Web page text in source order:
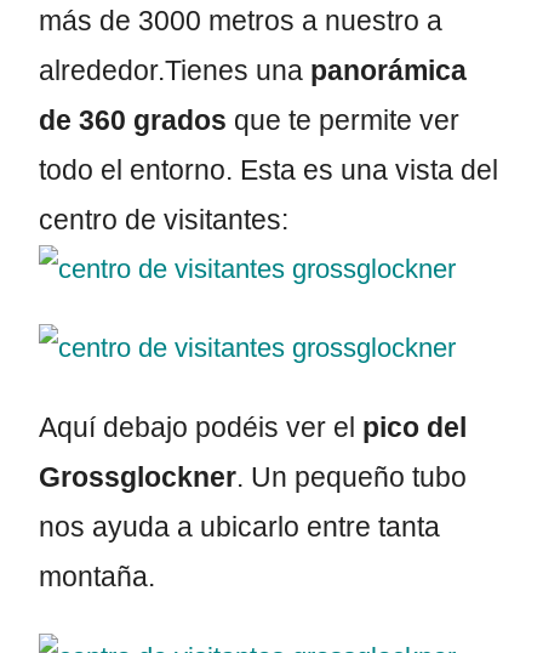
más de 3000 metros a nuestro a
alrededor.Tienes una panorámica
de 360 grados que te permite ver
todo el entorno. Esta es una vista del
centro de visitantes:
Aquí debajo podéis ver el pico del
Grossglockner. Un pequeño tubo
nos ayuda a ubicarlo entre tanta
montaña.